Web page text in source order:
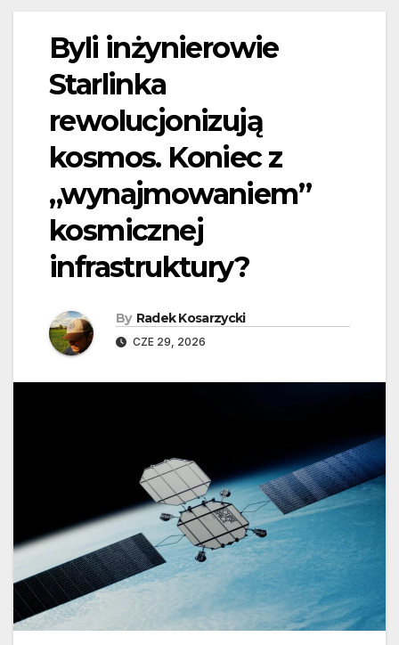
Byli inżynierowie
Starlinka
rewolucjonizują
kosmos. Koniec z
„wynajmowaniem”
kosmicznej
infrastruktury?
By Radek Kosarzycki
CZE 29, 2026